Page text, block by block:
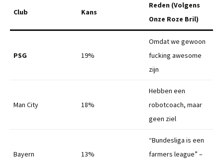
Club Kans
Reden (Volgens
Onze Roze Bril)
PSG 19%
Omdat we gewoon
fucking awesome
zijn
Man City 18%
Hebben een
robotcoach, maar
geen ziel
Bayern 13%
“Bundesliga is een
farmers league” –